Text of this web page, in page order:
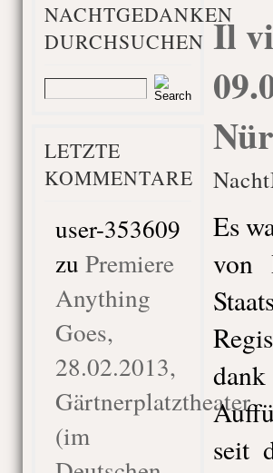
NACHTGEDANKEN
DURCHSUCHEN
LETZTE
KOMMENTARE
user-353609
zu Premiere
Anything
Goes,
28.02.2013,
Gärtnerplatztheater
(im
Il
Es
von
seit